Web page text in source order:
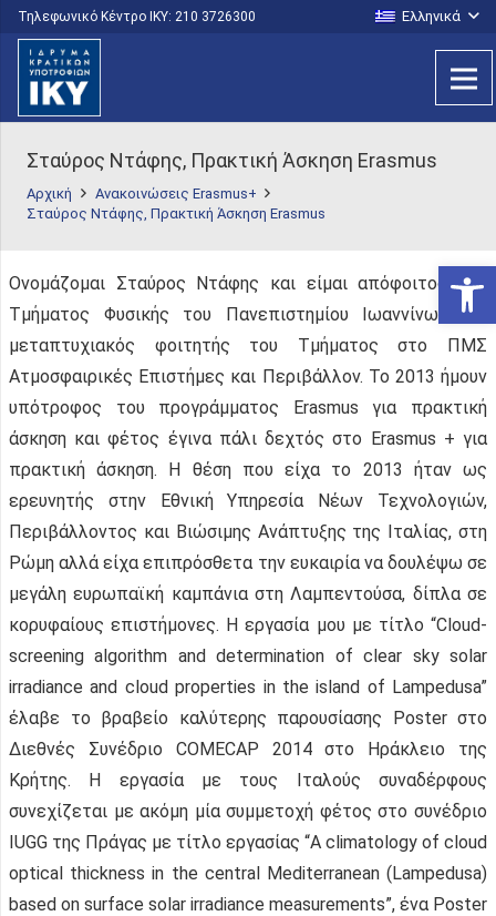
Τηλεφωνικό Κέντρο IKY: 210 3726300 Ελληνικά
Σταύρος Ντάφης, Πρακτική Άσκηση Erasmus
Αρχική
Ανακοινώσεις Erasmus+
Σταύρος Ντάφης, Πρακτική Άσκηση Erasmus
Ονομάζομαι Σταύρος Ντάφης και είμαι απόφοιτος του
Τμήματος Φυσικής του Πανεπιστημίου Ιωαννίνων και
μεταπτυχιακός φοιτητής του Τμήματος στο ΠΜΣ
Ατμοσφαιρικές Επιστήμες και Περιβάλλον. Το 2013 ήμουν
υπότροφος του προγράμματος Erasmus για πρακτική
άσκηση και φέτος έγινα πάλι δεχτός στο Erasmus + για
πρακτική άσκηση. Η θέση που είχα το 2013 ήταν ως
ερευνητής στην Εθνική Υπηρεσία Νέων Τεχνολογιών,
Περιβάλλοντος και Βιώσιμης Ανάπτυξης της Ιταλίας, στη
Ρώμη αλλά είχα επιπρόσθετα την ευκαιρία να δουλέψω σε
μεγάλη ευρωπαϊκή καμπάνια στη Λαμπεντούσα, δίπλα σε
κορυφαίους επιστήμονες. Η εργασία μου με τίτλο “Cloud-
screening algorithm and determination of clear sky solar
irradiance and cloud properties in the island of Lampedusa”
έλαβε το βραβείο καλύτερης παρουσίασης Poster στο
Διεθνές Συνέδριο COMECAP 2014 στο Ηράκλειο της
Κρήτης. Η εργασία με τους Ιταλούς συναδέρφους
συνεχίζεται με ακόμη μία συμμετοχή φέτος στο συνέδριο
IUGG της Πράγας με τίτλο εργασίας “A climatology of cloud
optical thickness in the central Mediterranean (Lampedusa)
based on surface solar irradiance measurements”, ένα Poster